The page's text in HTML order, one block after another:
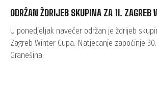
ODRŽAN ŽDRIJEB SKUPINA ZA 11. ZAGREB
U ponedjeljak navečer održan je ždrijeb
Zagreb Winter Cupa. Natjecanje započinje
Granešina.